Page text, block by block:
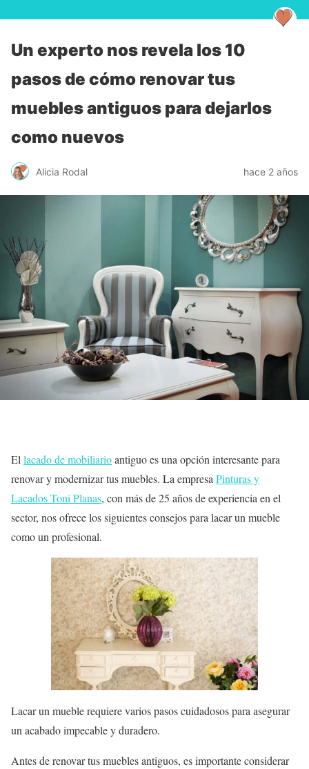
Un experto nos revela los 10
pasos de cómo renovar tus
muebles antiguos para dejarlos
como nuevos
Alicia Rodal hace 2 años
Ellacado de mobiliarioantiguo es una opción interesante para
renovar y modernizar tus muebles. La empresaPinturas y
Lacados Toni Planas, con más de 25 años de experiencia en el
sector, nos ofrece los siguientes consejos para lacar un mueble
como un profesional.
Lacar un mueble requiere varios pasos cuidadosos para asegurar
un acabado impecable y duradero.
Antes de renovar tus muebles antiguos, es importante considerar